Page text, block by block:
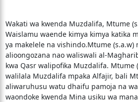
Wakati wa kwenda Muzdalifa, Mtume
Waislamu waende kimya kimya katika
ya makelele na vishindo.Mtume (s.a.w)
alioongozana nao waliswali al-
kwa Qasr walipofika Muzdalifa. Mtume
walilala Muzdalifa mpaka Alfajir, bali
aliwaruhusu watu dhaifu pamoja na
waondoke kwenda Mina usiku wa